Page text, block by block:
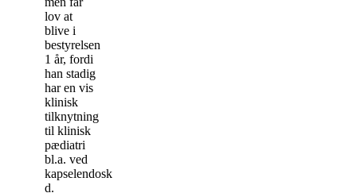
lov at
blive i
bestyrelsen
1 år, fordi
han stadig
har en vis
klinisk
tilknytning
til klinisk
pædiatri
bl.a. ved
kapselendoskopier.
d.